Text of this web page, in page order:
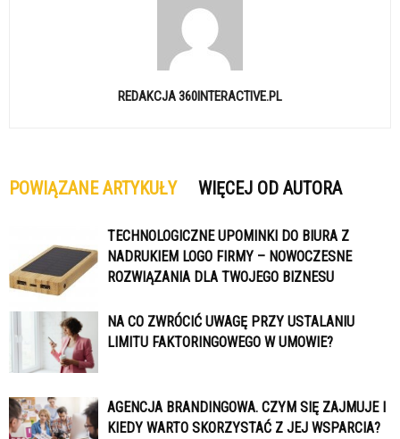
REDAKCJA 360INTERACTIVE.PL
POWIĄZANE ARTYKUŁY WIĘCEJ OD AUTORA
TECHNOLOGICZNE UPOMINKI DO BIURA Z
NADRUKIEM LOGO FIRMY – NOWOCZESNE
ROZWIĄZANIA DLA TWOJEGO BIZNESU
NA CO ZWRÓCIĆ UWAGĘ PRZY USTALANIU
LIMITU FAKTORINGOWEGO W UMOWIE?
AGENCJA BRANDINGOWA. CZYM SIĘ ZAJMUJE I
KIEDY WARTO SKORZYSTAĆ Z JEJ WSPARCIA?